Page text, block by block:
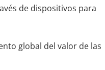
de dispositivos para
global del valor de las